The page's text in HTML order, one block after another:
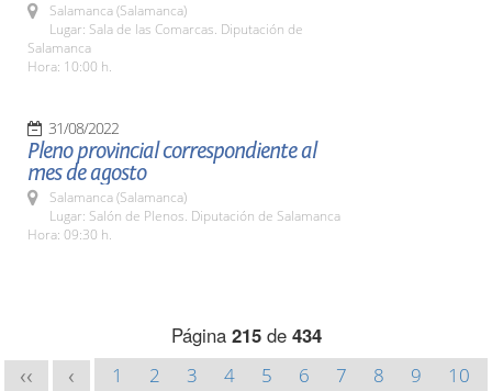
Salamanca (Salamanca)
Lugar: Sala de las Comarcas. Diputación de
Salamanca
Hora: 10:00 h.
31/08/2022
Pleno provincial correspondiente al
mes de agosto
Salamanca (Salamanca)
Lugar: Salón de Plenos. Diputación de Salamanca
Hora: 09:30 h.
Página 215de 434
<< < 1 2 3 4 5 6 7 8 9
10